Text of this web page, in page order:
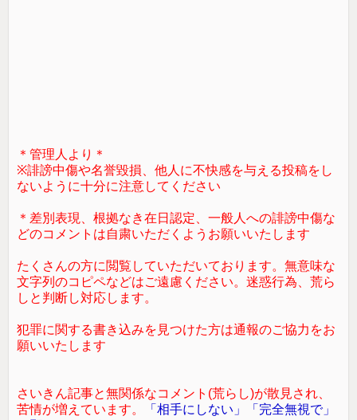
＊管理人より＊
※誹謗中傷や名誉毀損、他人に不快感を与える投稿をし
ないように十分に注意してください
＊差別表現、根拠なき在日認定、一般人への誹謗中傷な
どのコメントは自粛いただくようお願いいたします
たくさんの方に閲覧していただいております。無意味な
文字列のコピペなどはご遠慮ください。迷惑行為、荒ら
しと判断し対応します。
犯罪に関する書き込みを見つけた方は通報のご協力をお
願いいたします
さいきん記事と無関係なコメント(荒らし)が散見され、
苦情が増えています。
「相手にしない」「完全無視で」